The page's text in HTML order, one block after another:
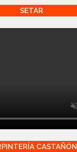
SETAR
CASTAÑÓN